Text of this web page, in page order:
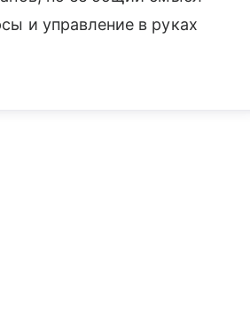
и управление в руках